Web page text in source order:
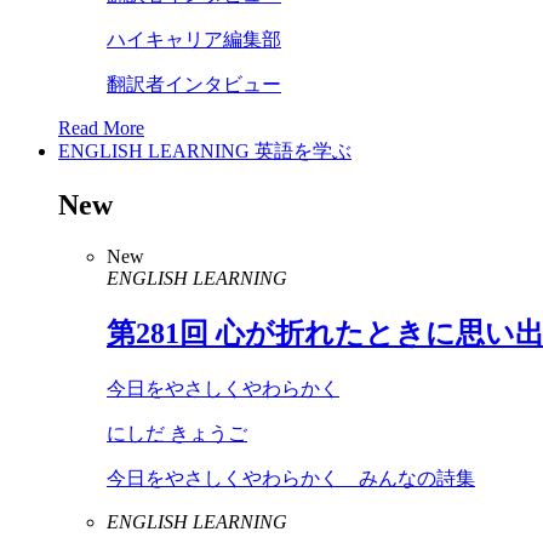
ハイキャリア編集部
翻訳者インタビュー
Read More
ENGLISH LEARNING 英語を学ぶ
New
New
ENGLISH LEARNING
第281 回 心が折れたときに思い
今日をやさしくやわらかく
にしだ きょうご
今日をやさしくやわらかく みんなの詩集
ENGLISH LEARNING